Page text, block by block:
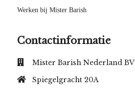
Werken bij Mister Barish
Contactinformatie
Mister Barish Nederland BV
Spiegelgracht 20A